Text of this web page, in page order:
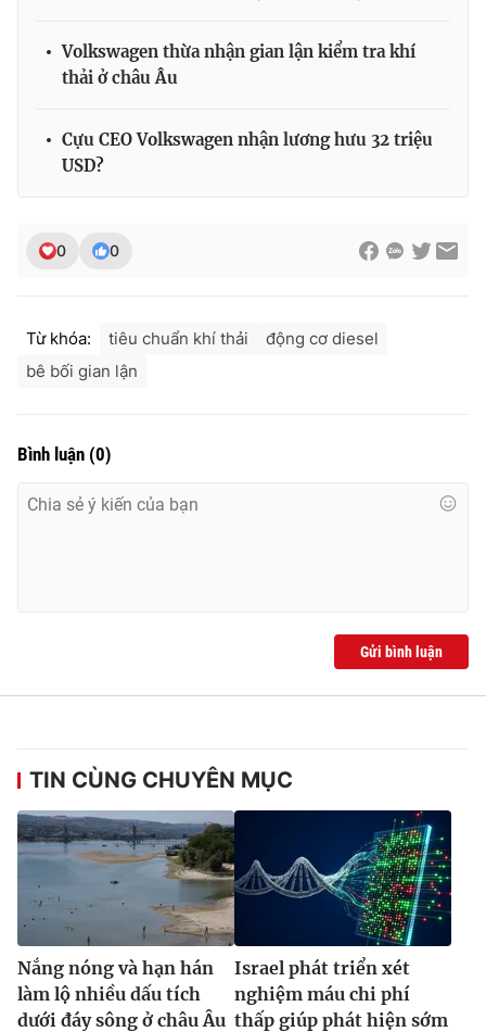
Giấy phép hoạt động báo in và báo điện tử số 483/GP-BTTTT
Tổng Biên tập:Vũ Thanh Thủy
Tổng đài VTV:
Ðiện thoại Thời báo VTV:024.66 897 897
® Cấm sao chép dưới mọi hình thức nếu không có sự chấp
thuận bằng văn bản. Ghi rõ nguồn VTV.vn khi phát hành lại
thông tin từ website này.
Volkswagen thừa nhận gian lận kiểm tra khí
thải ở châu Âu
Cựu CEO Volkswagen nhận lương hưu 32 triệu
USD?
0 0
Từ khóa: tiêu chuẩn khí thải
động cơ diesel
bê bối gian lận
Bình luận (0)
Gửi bình luận
TIN CÙNG CHUYÊN MỤC
Nắng nóng và hạn hán
làm lộ nhiều dấu tích
dưới đáy sông ở châu Âu
Israel phát triển xét
nghiệm máu chi phí
thấp giúp phát hiện sớm